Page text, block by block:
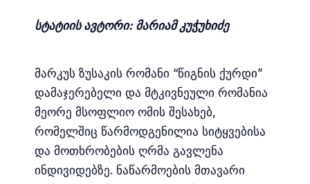
სტატიის ავტორი: მარიამ კუჭუხიძე
მარკუს ზუსაკის რომანი “წიგნის ქურდი”
დამაჯერებელი და მტკივნეული რომანია
მეორე მსოფლიო ომის შესახებ,
რომელშიც წარმოდგენილია სიტყვებისა
და მოთხრობების ღრმა გავლენა
ინდივიდებზე. ნაწარმოების მთავარი